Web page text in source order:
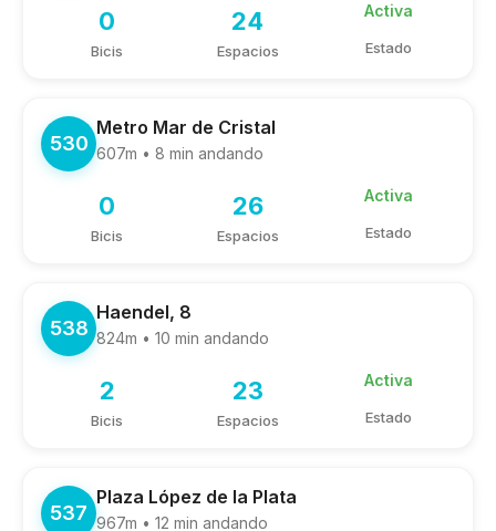
0
Bicis
24
Espacios
Activa
Estado
530
Metro Mar de Cristal
607m • 8 min andando
0
Bicis
26
Espacios
Activa
Estado
538
Haendel, 8
824m • 10 min andando
2
Bicis
23
Espacios
Activa
Estado
537
Plaza López de la Plata
967m • 12 min andando